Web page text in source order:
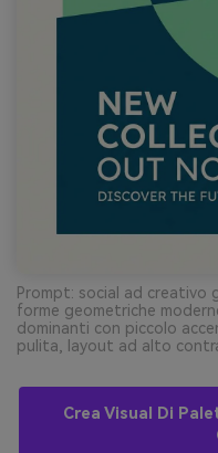
Prompt: social ad creativo
forme geometriche
dominanti con piccolo
pulita, layout ad alto
Crea Visual Di